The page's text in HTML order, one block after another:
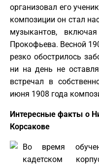
организовал его
композиции он стал
музыкантов,
Прокофьева. Весной
резко обострилось
ни на день не
встречал в
июня 1908 года
Интересные факты о
Корсакове
Во время
кадетском